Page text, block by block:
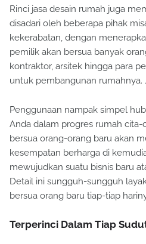
Rinci jasa desain rumah juga
disadari oleh beberapa pihak
kekerabatan, dengan
pemilik akan bersua banyak
kontraktor, arsitek hingga para
untuk pembangunan rumahnya.
Penggunaan nampak simpel
Anda dalam progres rumah cita-
bersua orang-orang baru akan
kesempatan berharga di
mewujudkan suatu bisnis baru
Detail ini sungguh-sungguh
bersua orang baru tiap-tiap
Terperinci Dalam Tiap